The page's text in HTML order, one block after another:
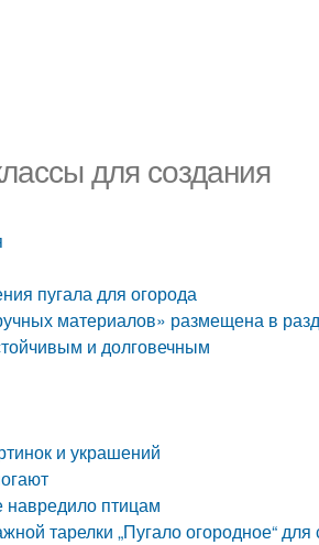
для создания
пугала для огорода
материалов» размещена в
и долговечным
и украшений
навредило птицам
тарелки „Пугало огородное“